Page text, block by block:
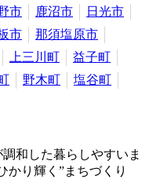
市 鹿沼市
日光市
市
那須塩原市
上三川町
益子町
野木町
塩谷町
和した暮らしやすいま
り輝く”まちづくり